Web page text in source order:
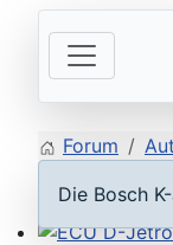
Forum
Die Bosch